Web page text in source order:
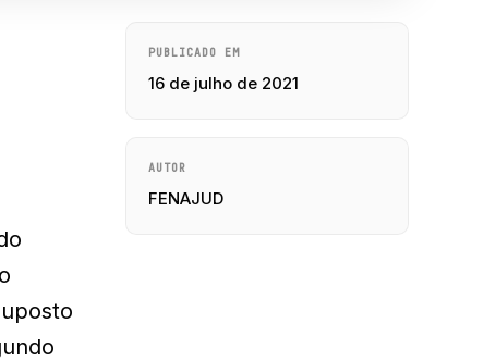
PUBLICADO EM
16 de julho de 2021
AUTOR
FENAJUD